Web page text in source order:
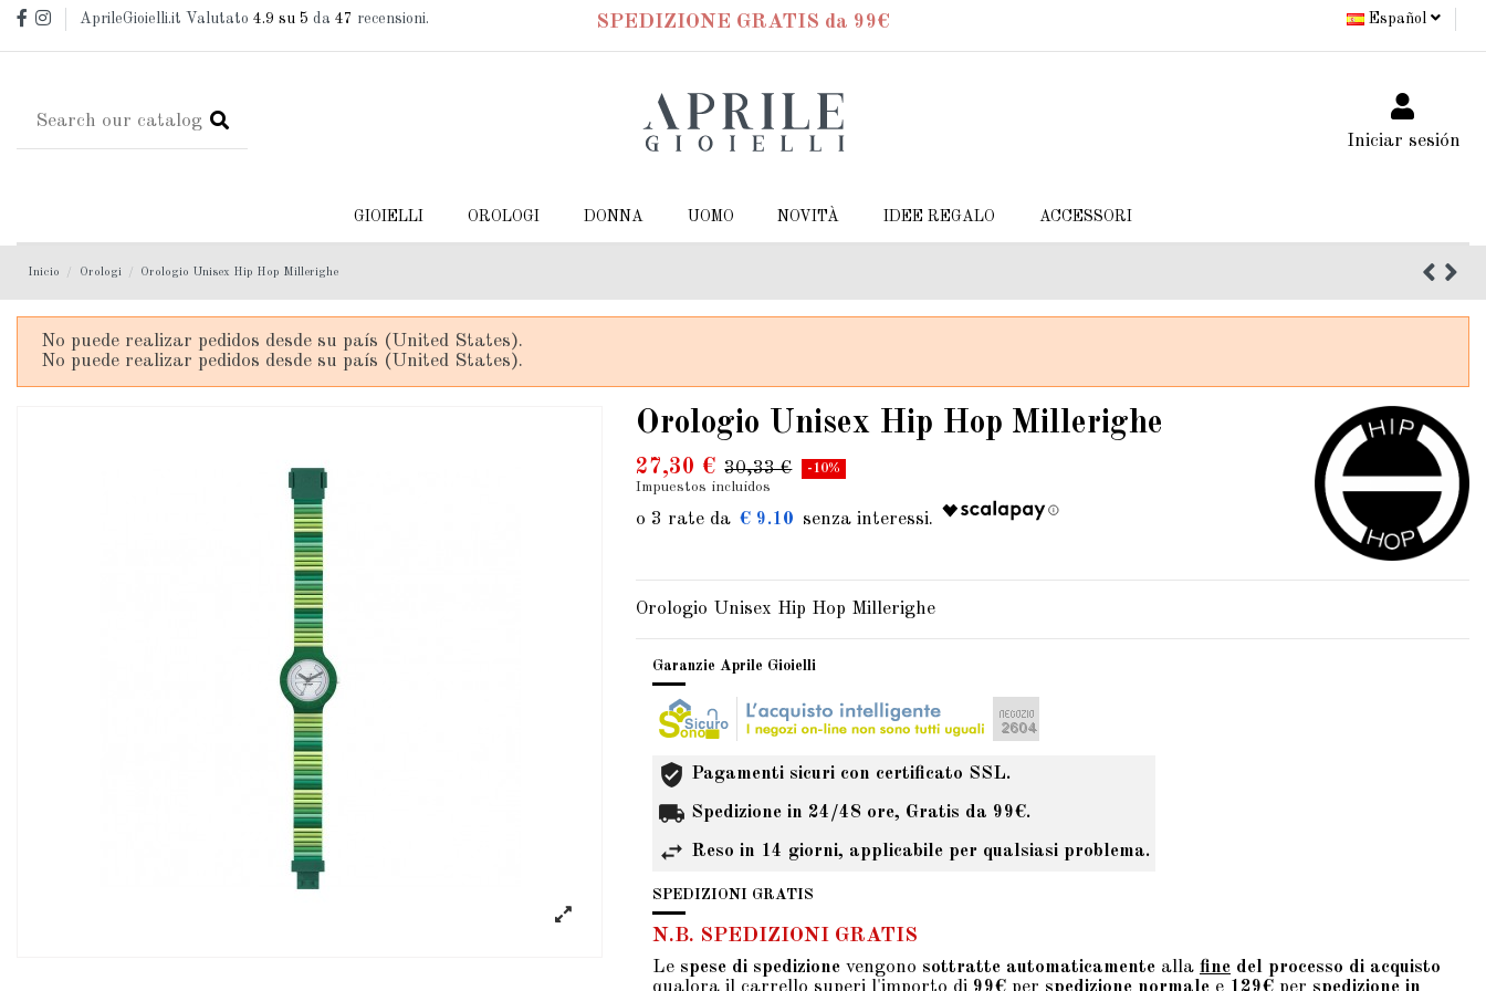
AprileGioielli.it Valutato4.9 su 5 da47 recensioni. SPEDIZIONE GRATIS da 99€ Español
Iniciar sesión
GIOIELLI OROLOGI DONNA UOMO NOVITÀ IDEE REGALO ACCESSORI
Inicio Orologi Orologio Unisex Hip Hop Millerighe
No puede realizar pedidos desde su país (United States).
No puede realizar pedidos desde su país (United States).
Orologio Unisex Hip Hop Millerighe
27,30 € 30,33 €
-10%
Impuestos incluidos
€ 9.10
Orologio Unisex Hip Hop Millerighe
Garanzie Aprile Gioielli
Pagamenti sicuri con certificato SSL.
Spedizione in 24/48 ore, Gratis da 99€.
Reso in 14 giorni, applicabile per qualsiasi problema.
SPEDIZIONI GRATIS
N.B. SPEDIZIONI GRATIS
Le spese di spedizione vengono sottratte automaticamente alla fine del processo di acquisto
qualora il carrello superi l'importo di 99€ per spedizione normale e 129€ per spedizione in